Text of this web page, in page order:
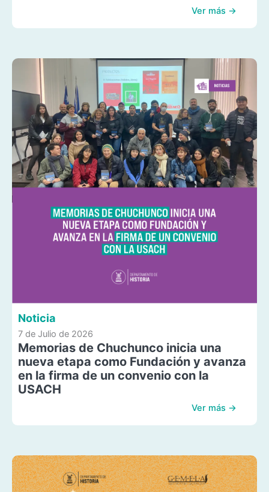
Ver más →
Noticia
7 de Julio de 2026
Memorias de Chuchunco inicia una
nueva etapa como Fundación y avanza
en la firma de un convenio con la
USACH
Ver más →